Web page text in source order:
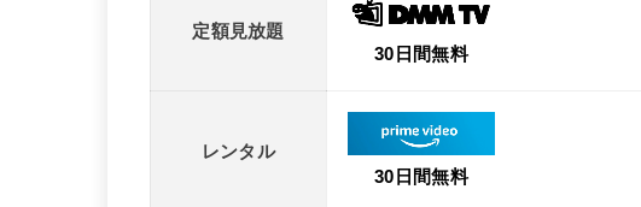
定額見放題
30日間無料
レンタル
30日間無料